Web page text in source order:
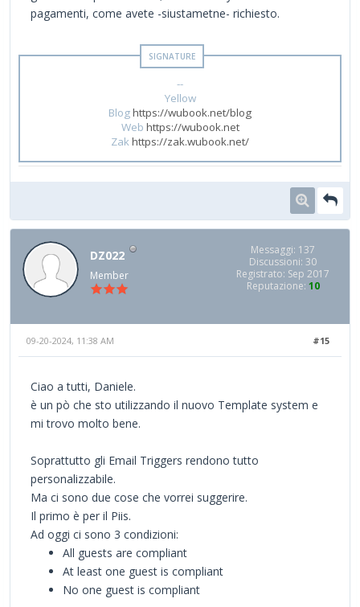
pagamenti, come avete -siustametne- richiesto.
--
Yellow
Bloghttps://wubook.net/blog
Web https://wubook.net
Zak https://zak.wubook.net/
DZ022
Member
Messaggi: 137
Discussioni: 30
Registrato: Sep 2017
Reputazione: 10
#15
09-20-2024, 11:38 AM
Ciao a tutti, Daniele.
è un pò che sto utilizzando il nuovo Template system e
mi trovo molto bene.
Soprattutto gli Email Triggers rendono tutto
personalizzabile.
Ma ci sono due cose che vorrei suggerire.
Il primo è per il Piis.
Ad oggi ci sono 3 condizioni:
All guests are compliant
At least one guest is compliant
No one guest is compliant